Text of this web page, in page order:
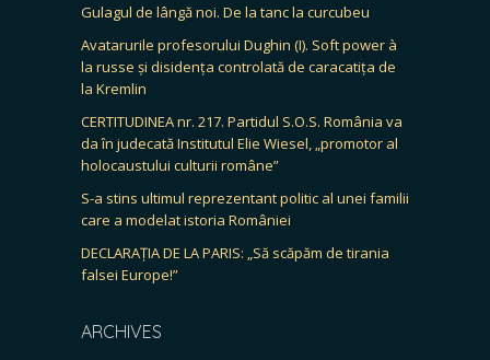
Gulagul de lângă noi. De la tanc la curcubeu
Avatarurile profesorului Dughin (I). Soft power à
la russe și disidența controlată de caracatița de
la Kremlin
CERTITUDINEA nr. 217. Partidul S.O.S. România va
da în judecată Institutul Elie Wiesel, „promotor al
holocaustului culturii române”
S-a stins ultimul reprezentant politic al unei familii
care a modelat istoria României
DECLARAȚIA DE LA PARIS: „Să scăpăm de tirania
falsei Europe!”
ARCHIVES